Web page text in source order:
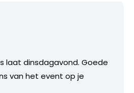
laat dinsdagavond. Goede
van het event op je